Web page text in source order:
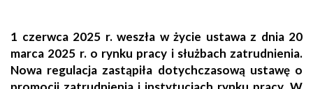
1 czerwca 2025 r. weszła w życie ustawa z dnia 20
marca 2025 r. o rynku pracy i służbach zatrudnienia.
Nowa regulacja zastąpiła dotychczasową ustawę o